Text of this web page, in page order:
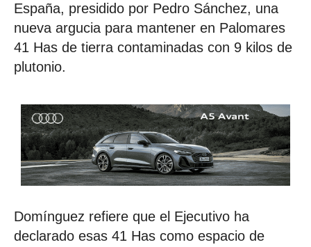
España, presidido por Pedro Sánchez, una
nueva argucia para mantener en Palomares
41 Has de tierra contaminadas con 9 kilos de
plutonio.
Domínguez refiere que el Ejecutivo ha
declarado esas 41 Has como espacio de